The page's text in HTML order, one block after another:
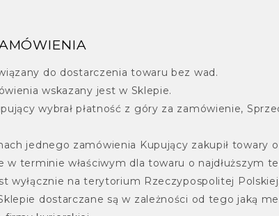
do dostarczenia towaru bez wad.
wskazany jest w Sklepie.
wybrał płatność z góry za zamówienie,
jednego zamówienia Kupujący zakupił towary
w terminie właściwym dla towaru o najdłuższym
wyłącznie na terytorium Rzeczypospolitej Polskiej.
dostarczane są w zależności od tego jaką